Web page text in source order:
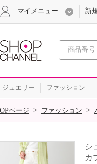
マイメニュー 新
ジュエリー ファッション
SALE
ページ > ファッション >
シ
カ